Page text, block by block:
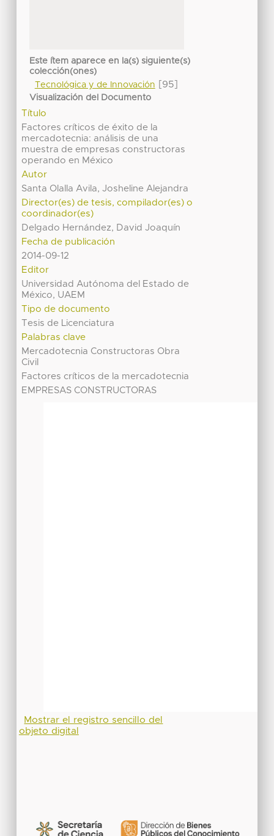
Este ítem aparece en la(s) siguiente(s)
colección(ones)
Tecnológica y de Innovación
[95]
Visualización del Documento
Título
Factores críticos de éxito de la
mercadotecnia: análisis de una
muestra de empresas constructoras
operando en México
Autor
Santa Olalla Avila, Josheline Alejandra
Director(es) de tesis, compilador(es) o
coordinador(es)
Delgado Hernández, David Joaquín
Fecha de publicación
2014-09-12
Editor
Universidad Autónoma del Estado de
México, UAEM
Tipo de documento
Tesis de Licenciatura
Palabras clave
Mercadotecnia Constructoras Obra
Civil
Factores críticos de la mercadotecnia
EMPRESAS CONSTRUCTORAS
Mostrar el registro sencillo del
objeto digital